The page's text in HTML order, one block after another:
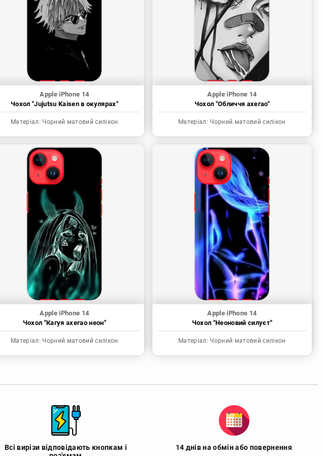
Apple iPhone 14
Чохол "Jujutsu Kaisen в окулярах"
Матеріал: Чорний матовий силікон
Apple iPhone 14
Чохол "Обличчя ахегао"
Матеріал: Чорний матовий силікон
Apple iPhone 14
Чохол "Кагуя ахегао неон"
Матеріал: Чорний матовий силікон
Apple iPhone 14
Чохол "Неоновий силуєт"
Матеріал: Чорний матовий силікон
Всі вирізи відповідають кнопкам і
14 днів на обмін або повернення